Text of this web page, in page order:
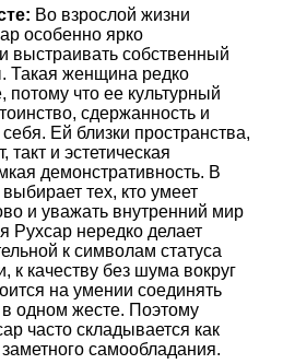
Во взрослой жизни
особенно ярко
выстраивать собственный
Такая женщина редко
потому что ее культурный
сдержанность и
Ей близки пространства,
такт и эстетическая
демонстративность. В
тех, кто умеет
и уважать внутренний мир
Рухсар нередко делает
к символам статуса
к качеству без шума вокруг
на умении соединять
в одном жесте. Поэтому
часто складывается как
заметного самообладания.